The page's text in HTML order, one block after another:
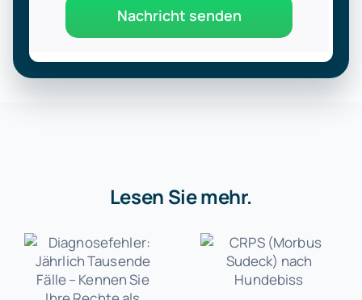
Nachricht senden
Lesen Sie mehr.